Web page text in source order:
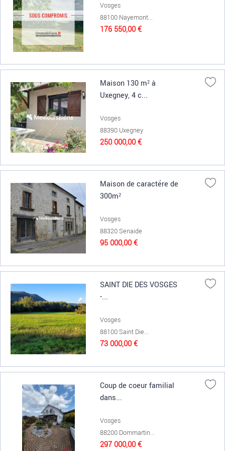
Vosges
88100 Nayemont...
176 550,00 €
Maison 130 m² à
Uxegney, 4 c...
Vosges
88390 Uxegney
250 000,00 €
Maison de caractére de
300m²
Vosges
88320 Senaide
95 000,00 €
SAINT DIE DES VOSGES
-...
Vosges
88100 Saint Die...
73 000,00 €
Coup de coeur familial
dans...
Vosges
88200 Dommartin...
297 000,00 €